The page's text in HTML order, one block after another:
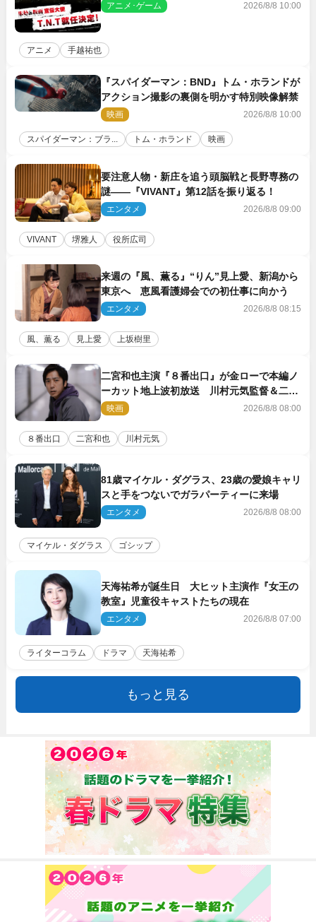
アニメ･ゲーム 2026/8/8 10:00
アニメ 手越祐也
『スパイダーマン：BND』トム・ホランドが
アクション撮影の裏側を明かす特別映像解禁
映画 2026/8/8 10:00
スパイダーマン：ブラ... トム・ホランド 映画
要注意人物・新庄を追う頭脳戦と長野専務の
謎――『VIVANT』第12話を振り返る！
エンタメ 2026/8/8 09:00
VIVANT 堺雅人 役所広司
来週の『風、薫る』“りん”見上愛、新潟から
東京へ 恵風看護婦会での初仕事に向かう
エンタメ 2026/8/8 08:15
風、薫る 見上愛 上坂樹里
二宮和也主演『８番出口』が金ローで本編ノ
ーカット地上波初放送 川村元気監督＆二宮
コメント到着
映画 2026/8/8 08:00
８番出口 二宮和也 川村元気
81歳マイケル・ダグラス、23歳の愛娘キャリ
スと手をつないでガラパーティーに来場
エンタメ 2026/8/8 08:00
マイケル・ダグラス ゴシップ
天海祐希が誕生日 大ヒット主演作『女王の
教室』児童役キャストたちの現在
エンタメ 2026/8/8 07:00
ライターコラム ドラマ 天海祐希
もっと見る